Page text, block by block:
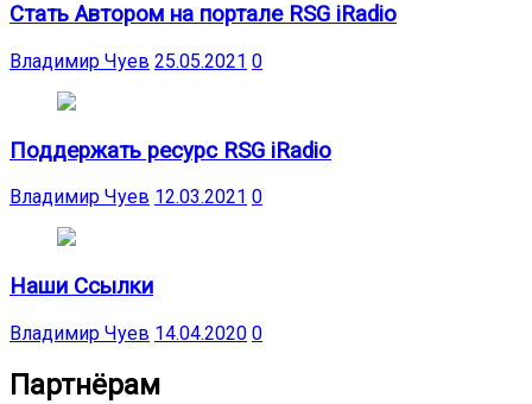
Стать Автором на портале RSG iRadio
Владимир Чуев 25.05.2021 0
Поддержать ресурс RSG iRadio
Владимир Чуев 12.03.2021 0
Наши Ссылки
Владимир Чуев 14.04.2020 0
Партнёрам